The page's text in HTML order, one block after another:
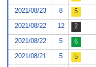
2021/08/23 8
2021/08/22 12
2021/08/22 5
2021/08/21 5